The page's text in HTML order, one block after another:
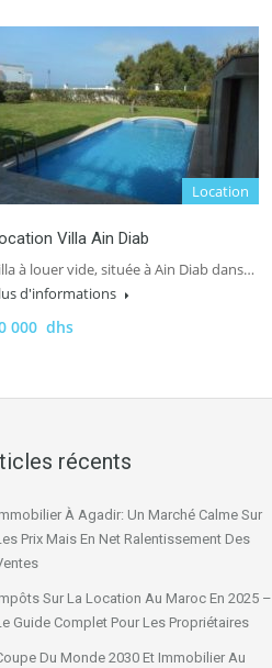
Location
Villa Ain Diab
à louer vide, située à Ain Diab dans…
d'informations
000 dhs
récents
À Agadir: Un Marché Calme Sur
Prix Mais En Net Ralentissement Des
Sur La Location Au Maroc En 2025 –
Guide Complet Pour Les Propriétaires
Du Monde 2030 Et Immobilier Au